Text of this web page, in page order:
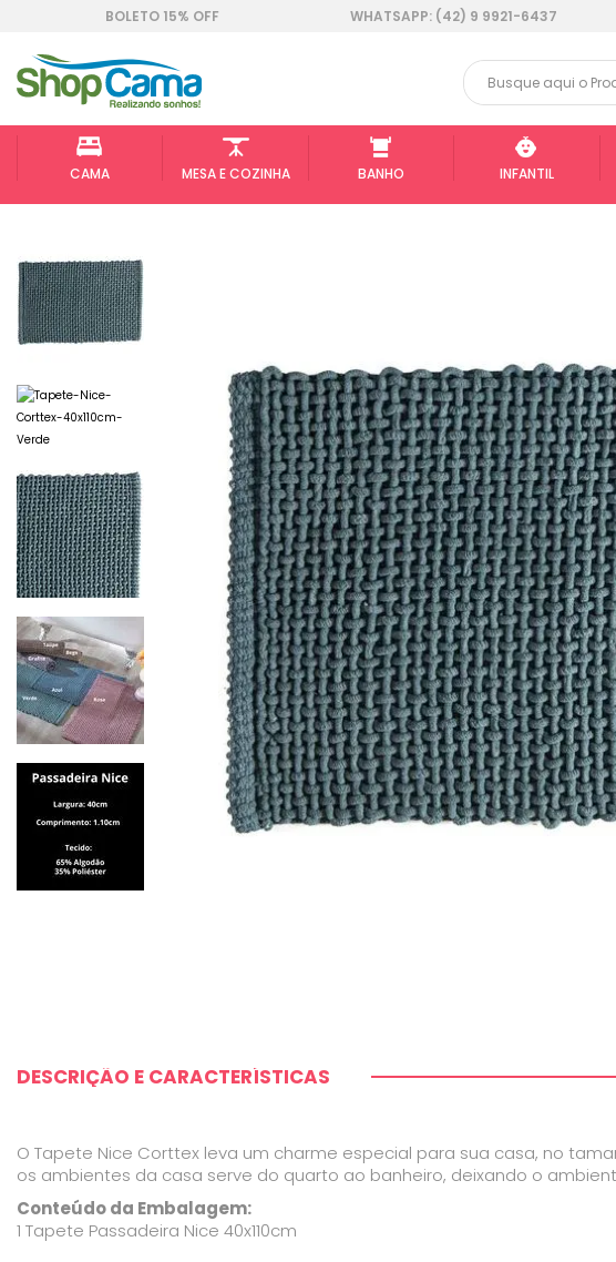
BOLETO 15% OFF WHATSAPP: (42) 9 9921-6437
CAMA MESA E COZINHA BANHO INFANTIL
DESCRIÇÃO E CARACTERÍSTICAS
O Tapete Nice Corttex leva um charme especial para sua casa, no
os ambientes da casa serve do quarto ao banheiro, deixando o
Conteúdo da Embalagem:
1 Tapete Passadeira Nice 40x110cm